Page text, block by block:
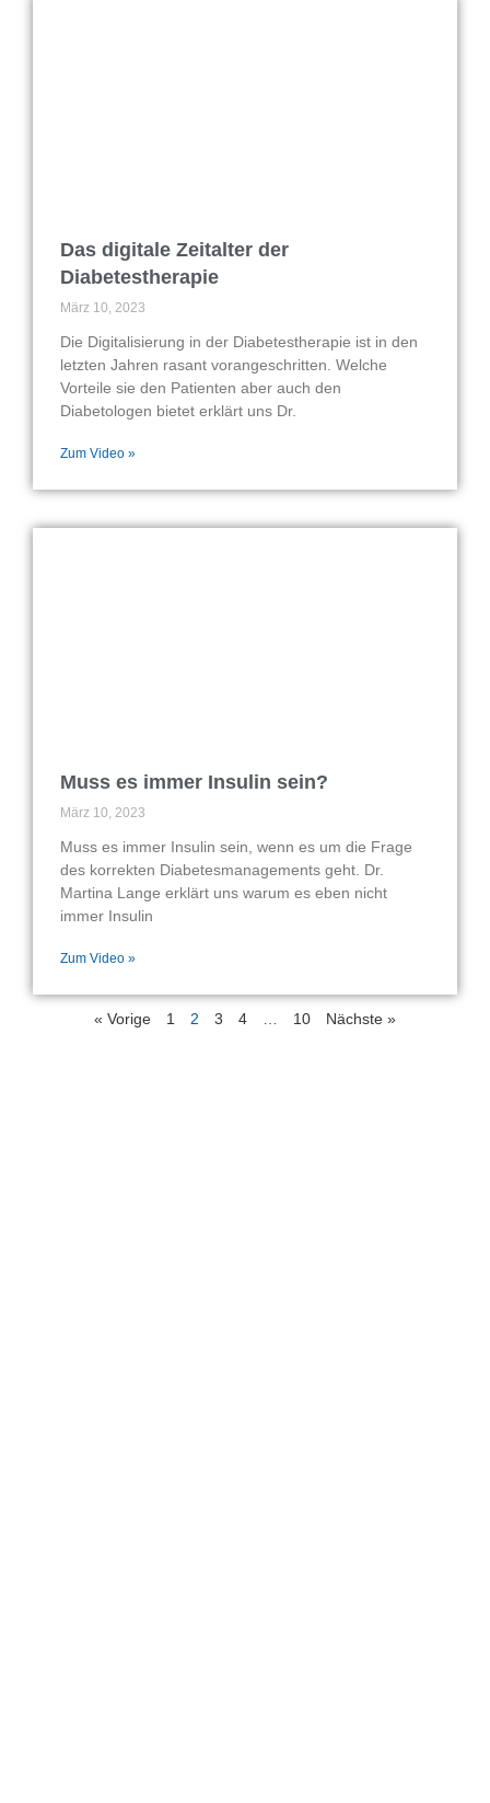
Das digitale Zeitalter der
Diabetestherapie
März 10, 2023
Die Digitalisierung in der Diabetestherapie ist in den
letzten Jahren rasant vorangeschritten. Welche
Vorteile sie den Patienten aber auch den
Diabetologen bietet erklärt uns Dr.
Zum Video »
Muss es immer Insulin sein?
März 10, 2023
Muss es immer Insulin sein, wenn es um die Frage
des korrekten Diabetesmanagements geht. Dr.
Martina Lange erklärt uns warum es eben nicht
immer Insulin
Zum Video »
« Vorige 1 2 3 4 10 Nächste »